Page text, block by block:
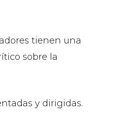
tienen una
sobre la
y dirigidas.